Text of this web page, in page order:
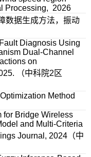
Processing, 2026
数据生成方法，振动
Diagnosis Using
Dual-Channel
on
（中科院2区
Method
for Bridge Wireless
and Multi-Criteria
Journal, 2024（中